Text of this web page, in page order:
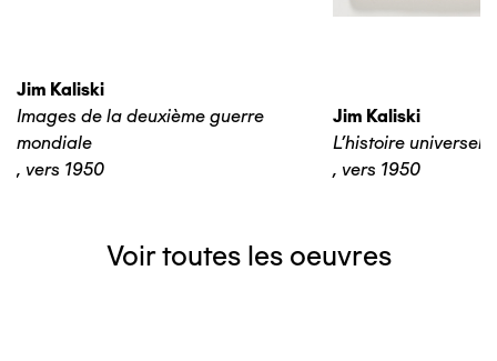
Jim Kaliski
Images de la deuxième guerre
mondiale
, vers 1950
Jim Kaliski
L’histoire universelle
, vers 1950
Voir toutes les oeuvres